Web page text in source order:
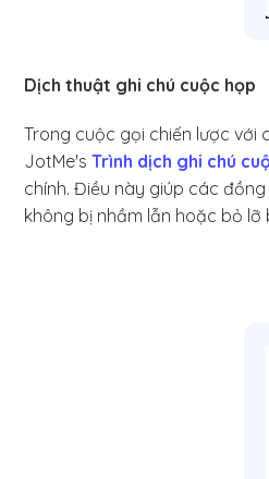
Dịch thuật ghi chú cuộc họp
Trong cuộc gọi chiến lược với
JotMe'sTrình dịch ghi chú
chính. Điều này giúp các
không bị nhầm lẫn hoặc bỏ lỡ